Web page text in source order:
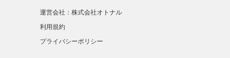
運営会社：株式会社オトナル
利用規約
プライバシーポリシー